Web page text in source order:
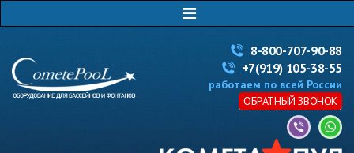
8-800-707-90-88
+7(919) 105-38-55
работаем по всей России
ОБРАТНЫЙ ЗВОНОК